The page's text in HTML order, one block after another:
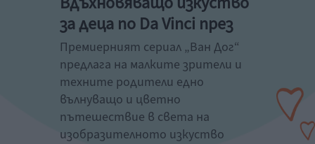
за деца по Da Vinci през
август
Премиерният сериал „Ван Дог“
предлага на малките зрители и
техните родители едно
вълнуващо и цветно
пътешествие в света на
изобразителното изкуство